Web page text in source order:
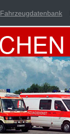
Fahrzeugdatenbank